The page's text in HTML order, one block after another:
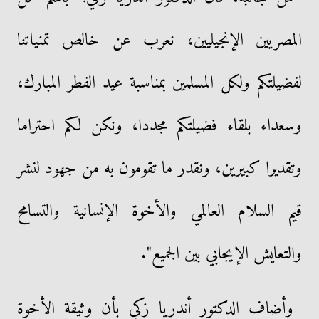
المصريين الإنجيليين، نعرب عن خالص تمنياتنا
لفضيلتكم ولكل المسلمين بمناسبة عيد الفطر المبارك،
وسعداء بلقاء فضيلتكم مجددا، ونكن لكم احتراما
وتقديرا كبيرين، ونقدر ما تقومون به من جهود لنشر
قيم السلام العالمي والأخوة الإنسانية والتسامح
والتعايش الإيجابي بين الجميع".
وأضاف الدكتور أندريا زكي بأن وثيقة الأخوة